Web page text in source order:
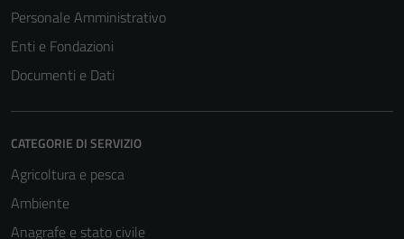
Personale Amministrativo
Enti e Fondazioni
Documenti e Dati
CATEGORIE DI SERVIZIO
Agricoltura e pesca
Ambiente
Anagrafe e stato civile